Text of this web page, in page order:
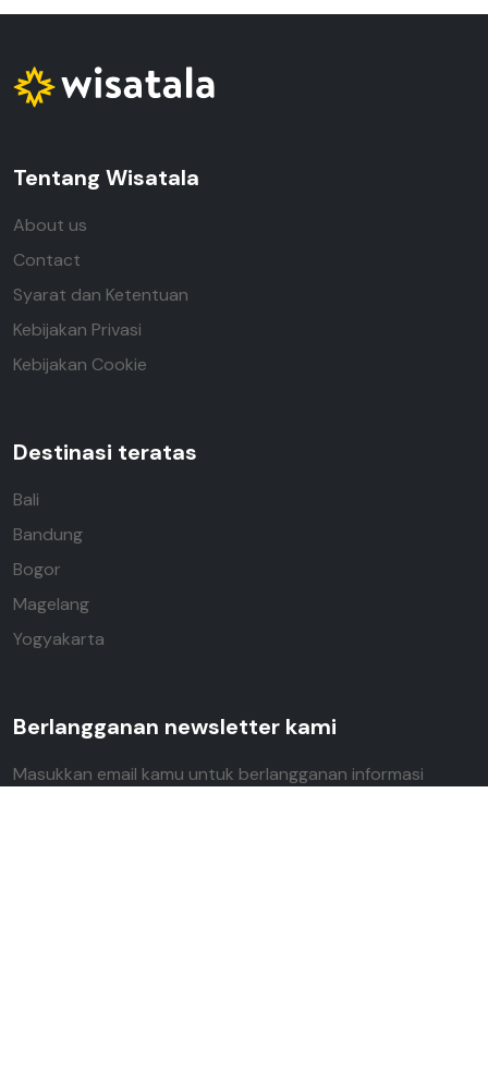
Tentang Wisatala
About us
Contact
Syarat dan Ketentuan
Kebijakan Privasi
Kebijakan Cookie
Destinasi teratas
Bali
Bandung
Bogor
Magelang
Yogyakarta
Berlangganan newsletter kami
Masukkan email kamu untuk berlangganan informasi